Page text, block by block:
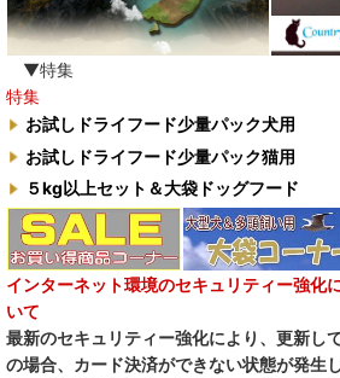
▼特集
特集
お試しドライフード少量パック犬用
お試しドライフード少量パック猫用
５kg以上セット＆大袋ドッグフード
インターネット環境のセキュリティー強化
いて
最新のセキュリティー強化により、更新し
の場合、カード決済ができない状態が発生